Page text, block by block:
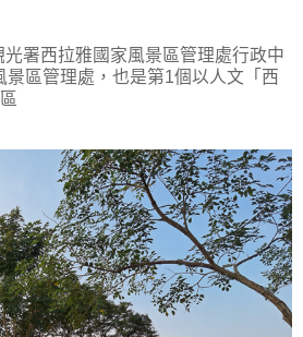
署西拉雅國家風景區管理處行政中
景區管理處，也是第1個以人文「西